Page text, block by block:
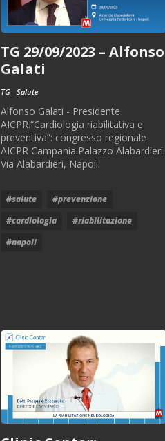
TG 29/09/2023 – Alfonso
Galati
TG Salute
Alfonso Galati - Presidente
AICPR.“Cardiologia riabilitativa e
preventiva”: congresso regionale
AICPR Campania.Palazzo Alabardieri.
Via Alabardieri, Napoli.
#salute
#prevenzione
#cardiologia
#riabilitazione
#napoli